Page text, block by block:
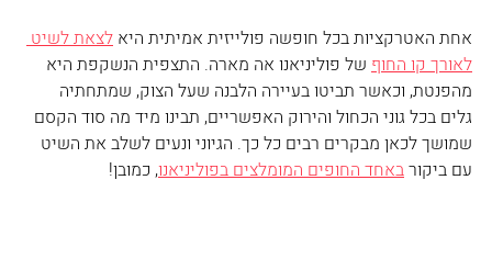
אחת האטרקציות בכל חופשה פולייזית אמיתית היא לצאת לשיט
לאורך קו החוף של פוליניאנו אה מארה. התצפית הנשקפת היא
מהפנטת, וכאשר תביטו בעיירה הלבנה שעל הצוק, שמתחתיה
גלים בכל גוני הכחול והירוק האפשריים, תבינו מיד מה סוד הקסם
שמושך לכאן מבקרים רבים כל כך. הגיוני ונעים לשלב את השיט
עם ביקור באחד החופים המומלצים בפוליניאנו, כמובן!